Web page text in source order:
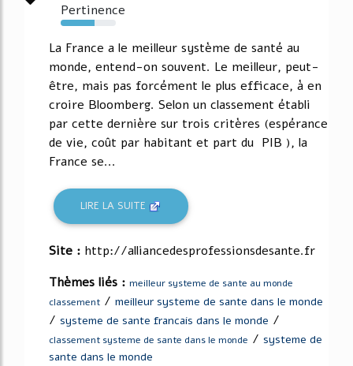
Pertinence
61%
La France a le meilleur système de santé au
monde, entend-on souvent. Le meilleur, peut-
être, mais pas forcément le plus efficace, à en
croire Bloomberg. Selon un classement établi
par cette dernière sur trois critères (espérance
de vie, coût par habitant et part du PIB ), la
France se...
LIRE LA SUITE
Site : http://alliancedesprofessionsdesante.fr
Thèmes liés : meilleur systeme de sante au monde
classement / meilleur systeme de sante dans le monde
/ systeme de sante francais dans le monde /
classement systeme de sante dans le monde / systeme de
sante dans le monde